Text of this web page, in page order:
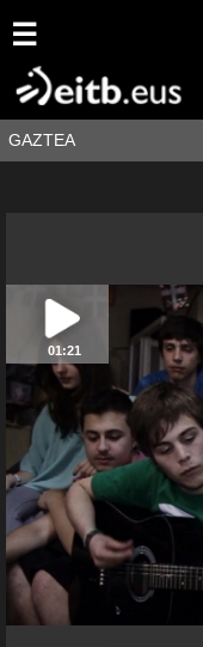
☰
GAZTEA
01:21